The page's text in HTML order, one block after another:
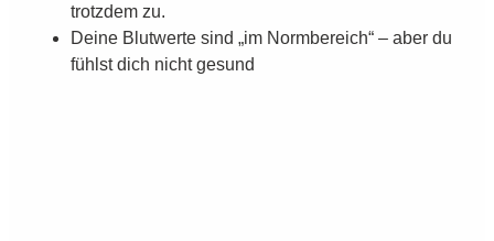
trotzdem zu.
Deine Blutwerte sind „im Normbereich“ – aber du
fühlst dich nicht gesund